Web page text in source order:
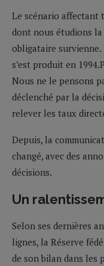
Le scénario affectant
dont nous étudions
obligataire
s’est produit en
Nous ne le pensons
déclenché par la
relever les taux
Depuis, la
changé, avec des
décisions.
Un
Selon ses dernières
lignes, la Réserve
de son bilan dans les